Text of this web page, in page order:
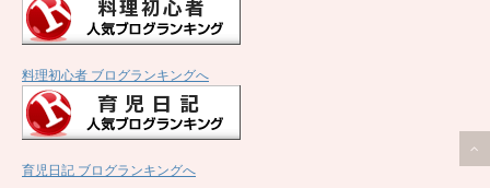
料理初心者 ブログランキングへ
育児日記 ブログランキングへ